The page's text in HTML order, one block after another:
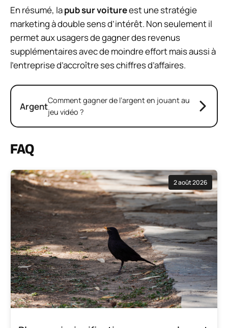
En résumé, lapub sur voitureest une stratégie
marketing à double sens d’intérêt. Non seulement il
permet aux usagers de gagner des revenus
supplémentaires avec de moindre effort mais aussi à
l’entreprise d’accroître ses chiffres d’affaires.
ArgentComment gagner de l’argent en jouant au
jeu vidéo ?
FAQ
2 août 2026